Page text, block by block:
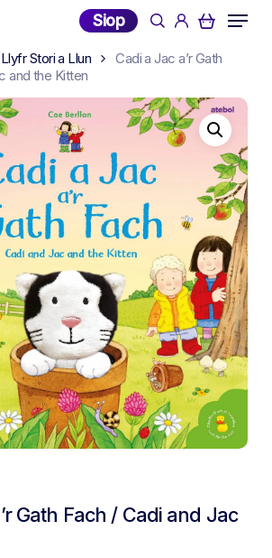
Siop searchaccount
Menu
Llyfr Stori a Llun
Cadi a Jac a’r Gath
and the Kitten
Gath Fach / Cadi and Jac